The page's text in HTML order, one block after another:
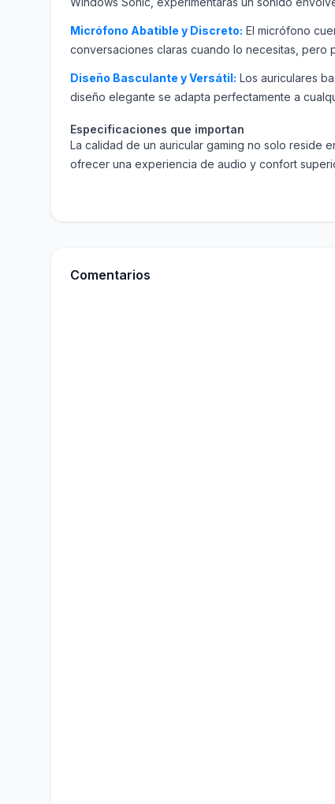
Micrófono Abatible y Discreto: El micrófono
conversaciones claras cuando lo necesitas, pero
Diseño Basculante y Versátil: Los auriculares
diseño elegante se adapta perfectamente a
Especificaciones que importan
La calidad de un auricular gaming no solo reside
ofrecer una experiencia de audio y confort
Comentarios